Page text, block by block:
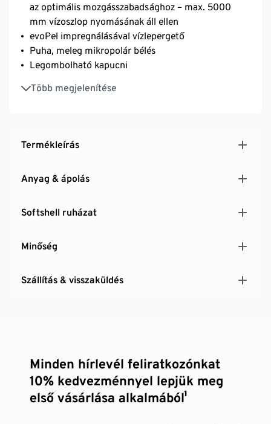
az optimális mozgásszabadsághoz – max. 5000
mm vízoszlop nyomásának áll ellen
evoPel impregnálásával vízlepergető
Puha, meleg mikropolár bélés
Legombolható kapucni
Több megjelenítése
Rejtett cipzár
Termékleírás
Anyag & ápolás
Softshell ruházat
Minőség
Szállítás & visszaküldés
Minden hírlevél feliratkozónkat
10% kedvezménnyel lepjük meg
első vásárlása alkalmából¹